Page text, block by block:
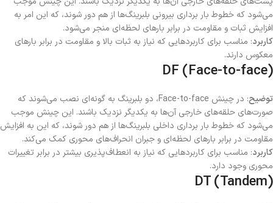
می‌شود که خطوط بار برداری بیرونی بلبرینگ‌ها از هم دور شوند، که این امر به
افزایش ثبات و مقاومت در برابر بارهای لحظه‌ای منجر می‌شود.
کاربرد: مناسب برای کاربردهایی که نیاز به ثبات بالا و مقاومت در برابر بارهای
معکوس دارند.
DF (Face-to-face)
توضیح
: در چینش Face-to-face، دو بلبرینگ به گونه‌ای نصب می‌شوند که
صورت‌های حلقه‌های خارجی آن‌ها به یکدیگر نزدیک باشند. این چینش موجب
می‌شود که خطوط بار برداری داخلی بلبرینگ‌ها از هم دور شوند، که این به افزایش
مقاومت در برابر بارهای لحظه‌ای و جبران انحراف‌های محوری کمک می‌کند.
کاربرد: مناسب برای کاربردهایی که نیاز به انعطاف‌پذیری بیشتر در برابر تغییرات
محوری وجود دارد.
DT (Tandem)